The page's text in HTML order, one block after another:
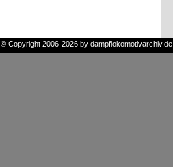
© Copyright 2006-2026 by dampflokomotivarchiv.de